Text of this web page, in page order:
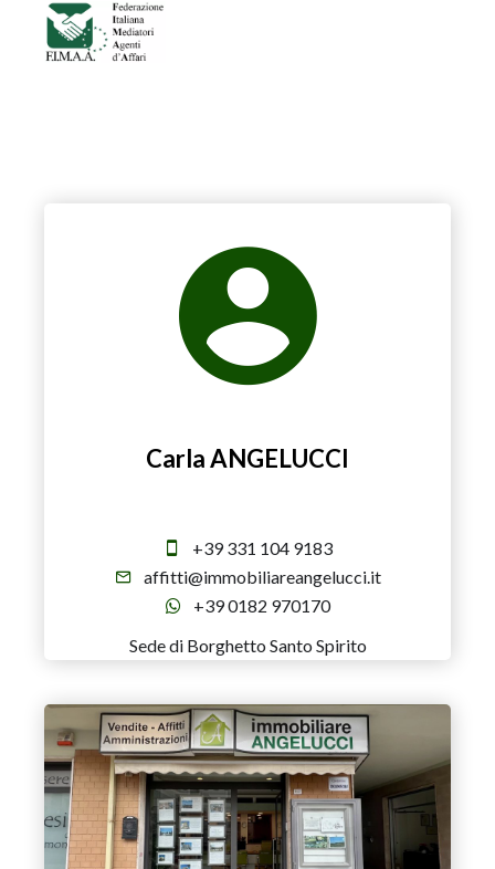
Carla ANGELUCCI
+39 331 104 9183
affitti@immobiliareangelucci.it
+39 0182 970170
Sede di Borghetto Santo Spirito